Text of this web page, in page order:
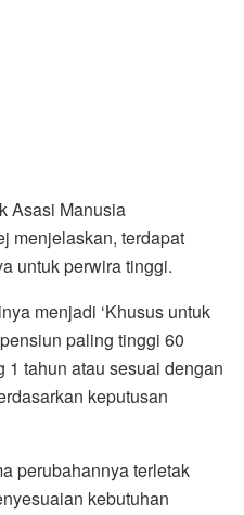
Asasi Manusia
menjelaskan, terdapat
untuk perwira tinggi.
menjadi ‘Khusus untuk
paling tinggi 60
tahun atau sesuai dengan
keputusan
perubahannya terletak
kebutuhan